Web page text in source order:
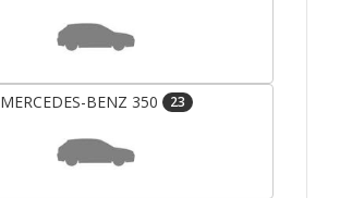
MERCEDES-BENZ 350 23